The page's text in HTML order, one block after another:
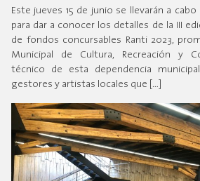
Este jueves 15 de junio se llevarán a
para dar a conocer los detalles de la III
de fondos concursables Ranti 2023,
Municipal de Cultura, Recreación y
técnico de esta dependencia
gestores y artistas locales que […]